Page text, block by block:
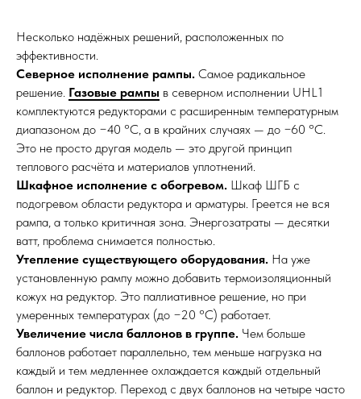
Несколько надёжных решений, расположенных по
эффективности.
Северное исполнение рампы. Самое радикальное
решение. Газовые рампы в северном исполнении UHL1
комплектуются редукторами с расширенным температурным
диапазоном до −40 °C, а в крайних случаях — до −60 °C.
Это не просто другая модель — это другой принцип
теплового расчёта и материалов уплотнений.
Шкафное исполнение с обогревом. Шкаф ШГБ с
подогревом области редуктора и арматуры. Греется не вся
рампа, а только критичная зона. Энергозатраты — десятки
ватт, проблема снимается полностью.
Утепление существующего оборудования. На уже
установленную рампу можно добавить термоизоляционный
кожух на редуктор. Это паллиативное решение, но при
умеренных температурах (до −20 °C) работает.
Увеличение числа баллонов в группе. Чем больше
баллонов работает параллельно, тем меньше нагрузка на
каждый и тем медленнее охлаждается каждый отдельный
баллон и редуктор. Переход с двух баллонов на четыре часто